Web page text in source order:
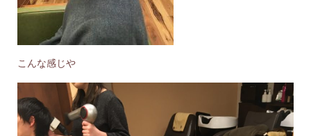
こんな感じや